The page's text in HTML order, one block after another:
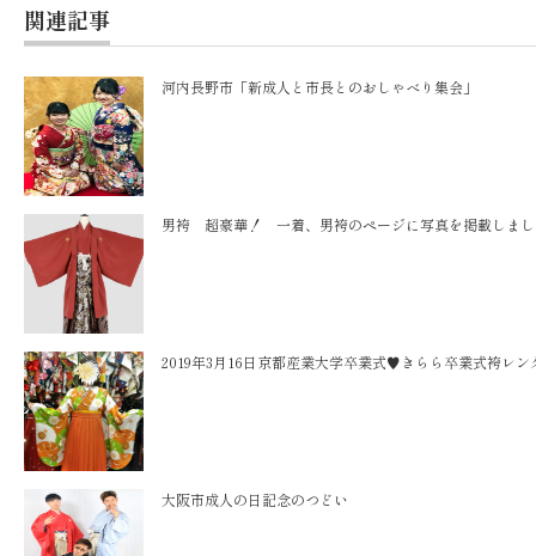
関連記事
河内長野市「新成人と市長とのおしゃべり集会」
男袴 超豪華！ 一着、男袴のページに写真を掲載しま
2019年3月16日京都産業大学卒業式♥きらら卒業式袴レン
大阪市成人の日記念のつどい